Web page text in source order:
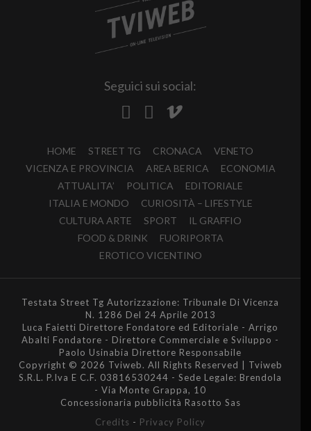
Seguici sui social:
HOME STREET TG CRONACA
VENETO
VICENZA E PROVINCIA
AREA BERICA
ECONOMIA
ATTUALITA’
POLITICA
EDITORIALE
ITALIA E MONDO
CURIOSITÀ – LIFESTYLE
CULTURA ARTE
SPORT
IL GRAFFIO
FOOD & DRINK
FUORIPORTA
EROTICO VICENTINO
Testata Street Tg Autorizzazione: Tribunale Di Vicenza
N. 1286 Del 24 Aprile 2013
Luca Faietti Direttore Fondatore ed Editoriale - Arrigo
Abalti Fondatore - Direttore Commerciale e Sviluppo -
Paolo Usinabia Direttore Responsabile
Copyright © 2026 Tviweb. All Rights Reserved | Tviweb
S.R.L. P.Iva E C.F. 03816530244 - Sede Legale: Brendola
- Via Monte Grappa, 10
Concessionaria pubblicità Rasotto Sas
Credits - Privacy Policy